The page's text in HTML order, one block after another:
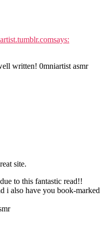
says:
written! 0mniartist asmr
site.
to this fantastic read!!
i also have you book-marked